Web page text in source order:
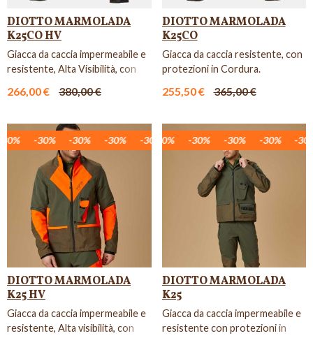
DIOTTO MARMOLADA
K25CO HV
Giacca da caccia impermeabile e
resistente, Alta Visibilità, con
266,00 € 380,00 €
DIOTTO MARMOLADA
K25CO
Giacca da caccia resistente, con
protezioni in Cordura.
255,50 € 365,00 €
-30% -30% -30% -30% -30% -30% -30% -30%
DIOTTO MARMOLADA
K25 HV
Giacca da caccia impermeabile e
resistente, Alta visibilità, con
-30% -30% -30% -30% -30% -30% -30% -30% -30%
DIOTTO MARMOLADA
K25
Giacca da caccia impermeabile e
resistente con protezioni in